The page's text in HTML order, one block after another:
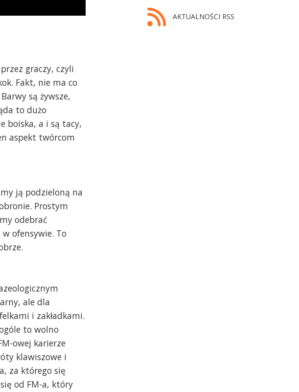
graczy, czyli
Fakt, nie ma co
są żywsze,
to dużo
boiska, a i są tacy,
aspekt twórcom
ją podzieloną na
Prostym
odebrać
ofensywie. To
ale dla
i zakładkami.
to wolno
owej karierze
klawiszowe i
za którego się
od FM-a, który
AKTUALNOŚCI RSS